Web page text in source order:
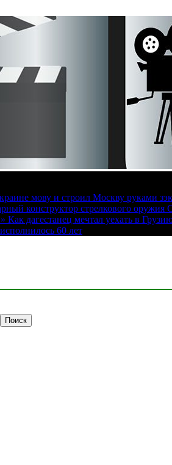
мову и строил Москву руками
конструктор стрелкового
Как дагестанец мечтал уехать в
60 лет